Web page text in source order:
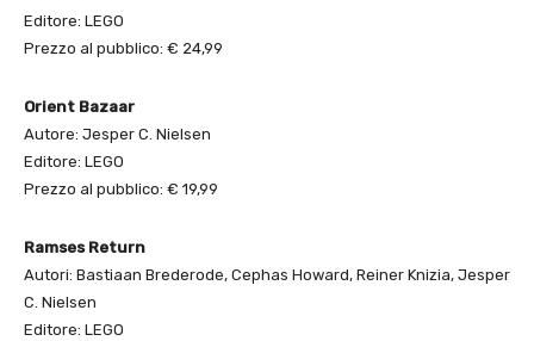
Editore: LEGO
Prezzo al pubblico: € 24,99
Orient Bazaar
Autore: Jesper C. Nielsen
Editore: LEGO
Prezzo al pubblico: € 19,99
Ramses Return
Autori: Bastiaan Brederode, Cephas Howard, Reiner Knizia, Jesper
C. Nielsen
Editore: LEGO